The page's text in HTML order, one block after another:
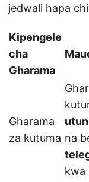
jedwali hapa
Kipengele
cha
Gharama
Gharama
za kutuma na
kwa